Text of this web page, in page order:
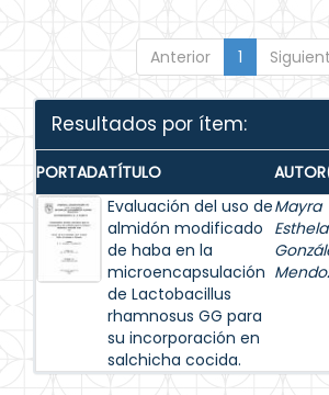
Anterior 1
Resultados por ítem:
PORTADATÍTULO
Evaluación del uso de
almidón modificado
de haba en la
microencapsulación
de Lactobacillus
rhamnosus GG para
su incorporación en
salchicha cocida.
Mayra
Esthela